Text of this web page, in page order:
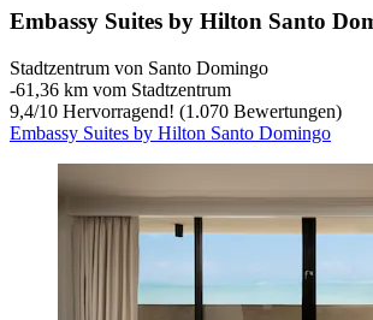
Embassy Suites by Hilton Santo
Stadtzentrum von Santo Domingo
‐61,36 km vom Stadtzentrum
9,4/10 Hervorragend! (1.070 Bewertungen)
Embassy Suites by Hilton Santo Domingo